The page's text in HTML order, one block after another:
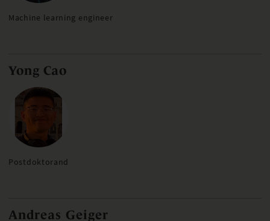
Machine learning engineer
Yong Cao
Postdoktorand
Andreas Geiger